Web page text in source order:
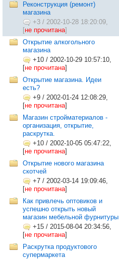
Реконструкция (ремонт)
магазина
+3 / 2002-10-28 18:20:09,
[не прочитана]
Открытие алкогольного
магазина
+10 / 2002-10-29 10:57:10,
[не прочитана]
Открытие магазина. Идеи
есть?
+9 / 2002-01-24 12:08:29,
[не прочитана]
Магазин стройматериалов -
организация, открытие,
раскрутка.
+10 / 2002-10-05 05:47:22,
[не прочитана]
Открытие нового магазина
скотчей
+7 / 2002-03-14 19:09:46,
[не прочитана]
Как привлечь оптовиков и
успешно открыть новый
магазин мебельной фурнитуры
+15 / 2015-08-04 20:34:56,
[не прочитана]
Раскрутка продуктового
супермаркета